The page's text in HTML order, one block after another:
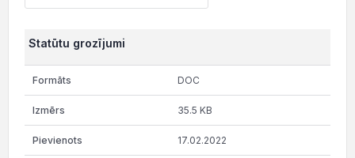
Statūtu grozījumi
DOC
35.5 KB
17.02.2022